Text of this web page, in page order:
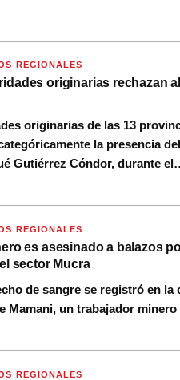
REGIONALES
originarias rechazan
originarias de las 13
la presencia
Gutiérrez Cóndor, durante
REGIONALES
es asesinado a balazos
sector Mucra
de sangre se registró en la
Mamani, un trabajador
REGIONALES